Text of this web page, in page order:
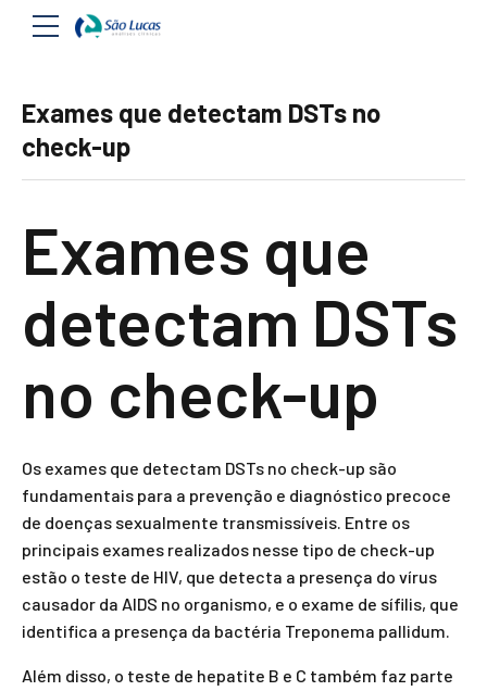
Exames que detectam DSTs no
check-up
Exames que
detectam DSTs
no check-up
Os exames que detectam DSTs no check-up são
fundamentais para a prevenção e diagnóstico precoce
de doenças sexualmente transmissíveis. Entre os
principais exames realizados nesse tipo de check-up
estão o teste de HIV, que detecta a presença do vírus
causador da AIDS no organismo, e o exame de sífilis, que
identifica a presença da bactéria Treponema pallidum.
Além disso, o teste de hepatite B e C também faz parte